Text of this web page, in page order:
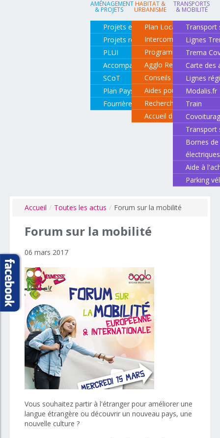
AMÉNAGEMENT
& PROJETS
Projets en cours
Projets réalisés
PLUI
Accompagnement de projets
SCoT
Plan Paysage
Fourrière animale
HABITAT &
URBANISME
Plan Local d'Urbanisme
Intercommunal
Programme local de
Agglo Renov
Conseils pour rénover
Aides pour rénover
Recherche d'un
Accueil des gens du
TRANSPORTS
& MOBILITÉ
Transport
Lignes
Trema
Carte des
Lignes
Modalis.fr
Train
Transport
Bornes
électriques
Aide à
Parking
Accueil / Toutes les actus / Forum sur la mobilité
Forum sur la mobilité
06 mars 2017
Vous souhaitez partir à l'étranger pour améliorer une
langue étrangère ou découvrir un nouveau pays, une
nouvelle culture ?